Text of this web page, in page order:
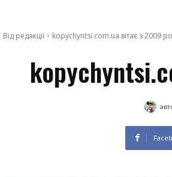
Від редакції kopychyntsi.com.ua вітає з 2009